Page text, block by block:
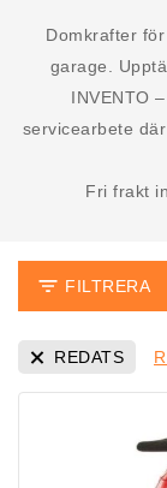
Domkrafter
garage.
INVENTO
servicearbete
Fri frakt
FILTRERA
REDATS